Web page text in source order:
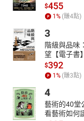
西西比河岸的經驗，而
之美譽。其他重要作品
洋記》，也展現了馬
他是奠定南北戰爭後
言，威廉‧福克納、諾
致推崇他的地位。海
換為深刻的文學作品，
說。《湯姆歷險記》
最暢銷的作品，問世以
個世紀。
$455
1 % (賺4點)
3
階級與品味
望【電子書】
$392
1 % (賺3點)
4
藝術的40堂
看藝術如何